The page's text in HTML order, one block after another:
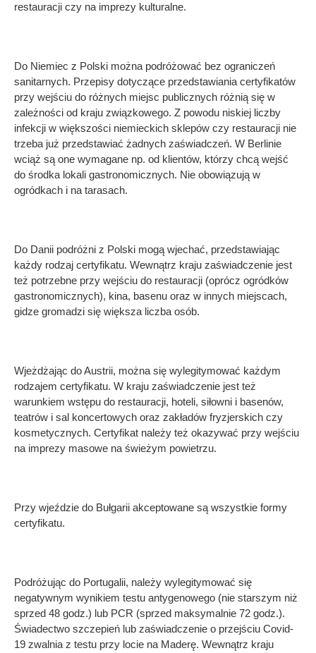
restauracji czy na imprezy kulturalne.
Do Niemiec z Polski można podróżować bez ograniczeń
sanitarnych. Przepisy dotyczące przedstawiania certyfikatów
przy wejściu do różnych miejsc publicznych różnią się w
zależności od kraju związkowego. Z powodu niskiej liczby
infekcji w większości niemieckich sklepów czy restauracji nie
trzeba już przedstawiać żadnych zaświadczeń. W Berlinie
wciąż są one wymagane np. od klientów, którzy chcą wejść
do środka lokali gastronomicznych. Nie obowiązują w
ogródkach i na tarasach.
Do Danii podróżni z Polski mogą wjechać, przedstawiając
każdy rodzaj certyfikatu. Wewnątrz kraju zaświadczenie jest
też potrzebne przy wejściu do restauracji (oprócz ogródków
gastronomicznych), kina, basenu oraz w innych miejscach,
gidze gromadzi się większa liczba osób.
Wjeżdżając do Austrii, można się wylegitymować każdym
rodzajem certyfikatu. W kraju zaświadczenie jest też
warunkiem wstępu do restauracji, hoteli, siłowni i basenów,
teatrów i sal koncertowych oraz zakładów fryzjerskich czy
kosmetycznych. Certyfikat należy też okazywać przy wejściu
na imprezy masowe na świeżym powietrzu.
Przy wjeździe do Bułgarii akceptowane są wszystkie formy
certyfikatu.
Podróżując do Portugalii, należy wylegitymować się
negatywnym wynikiem testu antygenowego (nie starszym niż
sprzed 48 godz.) lub PCR (sprzed maksymalnie 72 godz.).
Świadectwo szczepień lub zaświadczenie o przejściu Covid-
19 zwalnia z testu przy locie na Maderę. Wewnątrz kraju